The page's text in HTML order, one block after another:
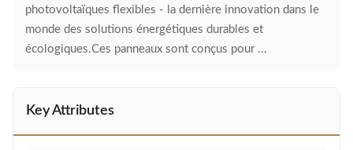
photovoltaïques flexibles - la dernière innovation dans le
monde des solutions énergétiques durables et
écologiques.Ces panneaux sont conçus pour ...
Key Attributes